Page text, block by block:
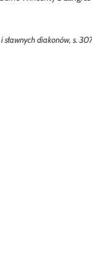
isławnychdiakonów, s.